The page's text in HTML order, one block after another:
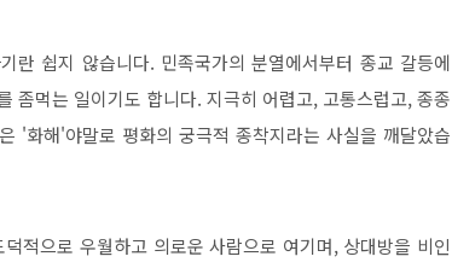
란 쉽지 않습니다. 민족국가의 분열에서부터 종교 갈등에
좀먹는 일이기도 합니다. 지극히 어렵고, 고통스럽고, 종종
'화해'야말로 평화의 궁극적 종착지라는 사실을 깨달았습
적으로 우월하고 의로운 사람으로 여기며, 상대방을 비인